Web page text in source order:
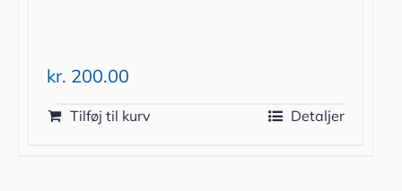
kr. 200.00
Tilføj til kurv Detaljer